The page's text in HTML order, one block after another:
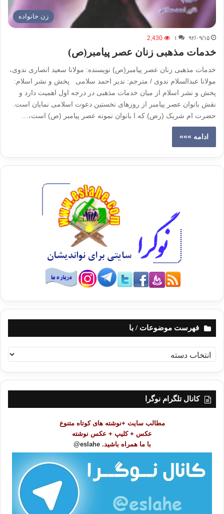
زن خانواده
۹۲/۰۹/۱۵ ۱ 2,430
خدمات مذهبی زنان عصر پیامبر(ص)
خدمات مذهبی زنان عصر پیامبر(ص) نویسنده: مولانا سعید انصاری ندوی،
مولانا عبدالسلام ندوی / مترجم: ندیر احمد سلامی پخش و نشر اسلام:
پخش و نشر اسلام از میان خدمات مذهبی در درجه اول اهمیت دارد و
نقش بانوان عصر پیامبر از روزهای نخستین دعوت اسلامی نمایان است.
حضرت ام شریک (رض) که ا بانوان نمونه عصر پیامبر (ص) است،…
ادامه »»»
فهرست موضوعات / با
ه
ر
کانال تلگرام نوگرا
مطالب سایت +نوشته های کوتاه متنوع
عکس + کلیپ + عکس نوشته
با ما همراه باشید. eslahe@